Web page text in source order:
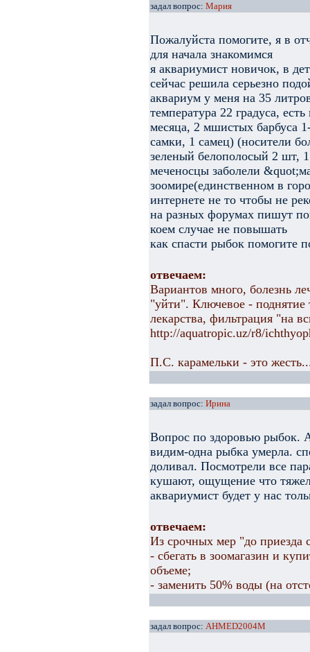
задал вопрос: Мария
Пожалуйста помогите, я в
для начала знакомимся
я аквариумист новичок, в
сейчас решила серьезно
аквариум у меня на 35
температура 22 градуса,
месяца, 2 мшистых барбуса
самки, 1 самец) (носители
зеленый белополосый 2 шт,
меченосцы заболели
зоомире(единственном в
интернете не то чтобы не
на разных форумах пишут
коем случае не повышать
как спасти рыбок помогите
отвечаем:
Вариантов много, болезнь
"уйти". Ключевое - поднятие
лекарства, фильтрация "на
http://aquatropic.uz/r8/
П.С. карамельки - это
задал вопрос: Ирина
Вопрос по здоровью
видим-одна рыбка умерла.
доливал. Посмотрели все
кушают, ощущение что
аквариумист будет у нас
отвечаем:
Из срочных мер "до
- сбегать в зоомагазин и
объеме;
- заменить 50% воды (на
задал вопрос: AHMED2004M